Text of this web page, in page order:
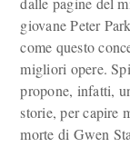
giovane Peter
come questo
migliori opere.
propone, infatti,
storie, per capire
morte di Gwen